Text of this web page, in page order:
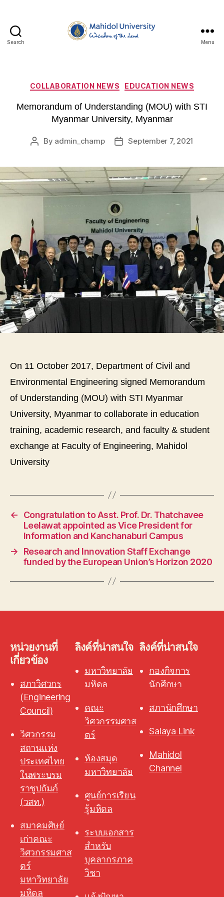
Search
and
Engineering,
Faculty
Engineering,
Menu
Categories
COLLABORATION NEWS EDUCATION NEWS
Memorandum of Understanding (MOU) with STI
Myanmar University, Myanmar
Post
By admin_champ
PostSeptember 7, 2021
On 11 October 2017, Department of Civil and
Environmental Engineering signed Memorandum
of Understanding (MOU) with STI Myanmar
University, Myanmar to collaborate in education
training, academic research, and faculty & student
exchange at Faculty of Engineering, Mahidol
University
←
Congratulation to Asst. Prof. Dr. Thatchavee
Leelawat appointed as Vice President for
Information and Kanchanaburi Campus
→
Research and Innovation Staff Exchange
funded by the European Union’s Horizon 2020
หน่วยงานที่
เกี่ยวข้อง
สภาวิศวกร
(Engineering
Council)
วิศวกรรม
สถานแห่ง
ประเทศไทย
ในพระบรม
ราชูปถัมภ์
(วสท.)
สมาคมศิษย์
เก่าคณะ
วิศวกรรมศาส
ตร์
มหาวิทยาลัย
มหิดล
ลิงค์ที่น่าสนใจ
มหาวิทยาลัย
มหิดล
คณะ
วิศวกรรมศาส
ตร์
ห้องสมุด
มหาวิทยาลัย
ศูนย์การเรียน
รู้มหิดล
ระบบเอกสาร
สำหรับ
บุคลากรภาค
วิชา
ลิงค์ที่น่าสนใจ
กองกิจการ
นักศึกษา
สภานักศึกษา
Salaya Link
Mahidol
Channel